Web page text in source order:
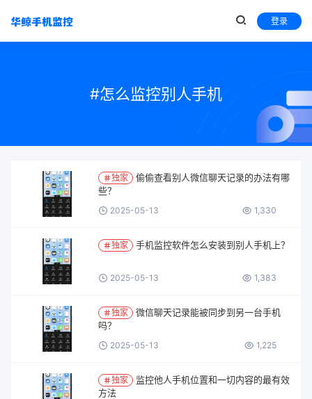
登录
#怎么监控别人手机
独家
些？
2025-05-13 1,330
独家 手机监控软件怎么安装到别人手机上？
2025-05-13 1,383
独家
吗？
2025-05-13 1,225
独家
方法